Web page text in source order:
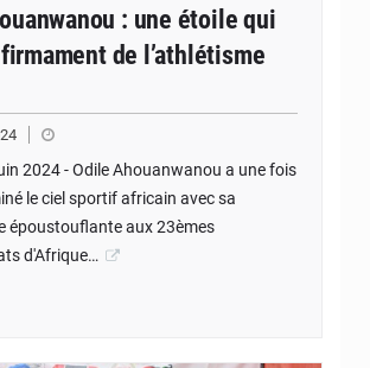
: une étoile qui
de l’athlétisme
2024 - Odile Ahouanwanou a une fois
le ciel sportif africain avec sa
époustouflante aux 23èmes
d'Afrique…